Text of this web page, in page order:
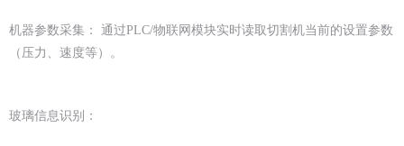
机器参数采集： 通过PLC/物联网模块实时读取切割机当前的设置参数
（压力、速度等）。
玻璃信息识别：